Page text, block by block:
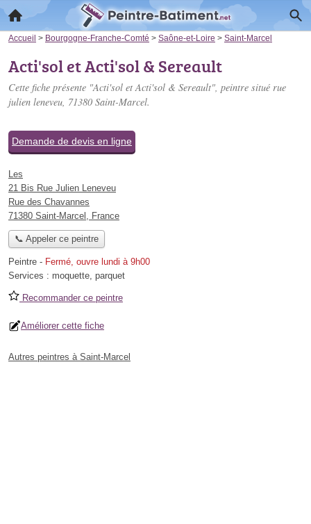
Accueil > Bourgogne-Franche-Comté > Saône-et-Loire > Saint-Marcel
Acti'sol et Acti'sol & Sereault
Cette fiche présente "Acti'sol et Acti'sol & Sereault", peintre situé rue
julien leneveu, 71380 Saint-Marcel.
Demande de devis en ligne
Les
21 Bis Rue Julien Leneveu
Rue des Chavannes
71380 Saint-Marcel, France
📞 Appeler ce peintre
Peintre - Fermé, ouvre lundi à 9h00
Services : moquette, parquet
Recommander ce peintre
Améliorer cette fiche
Autres peintres à Saint-Marcel